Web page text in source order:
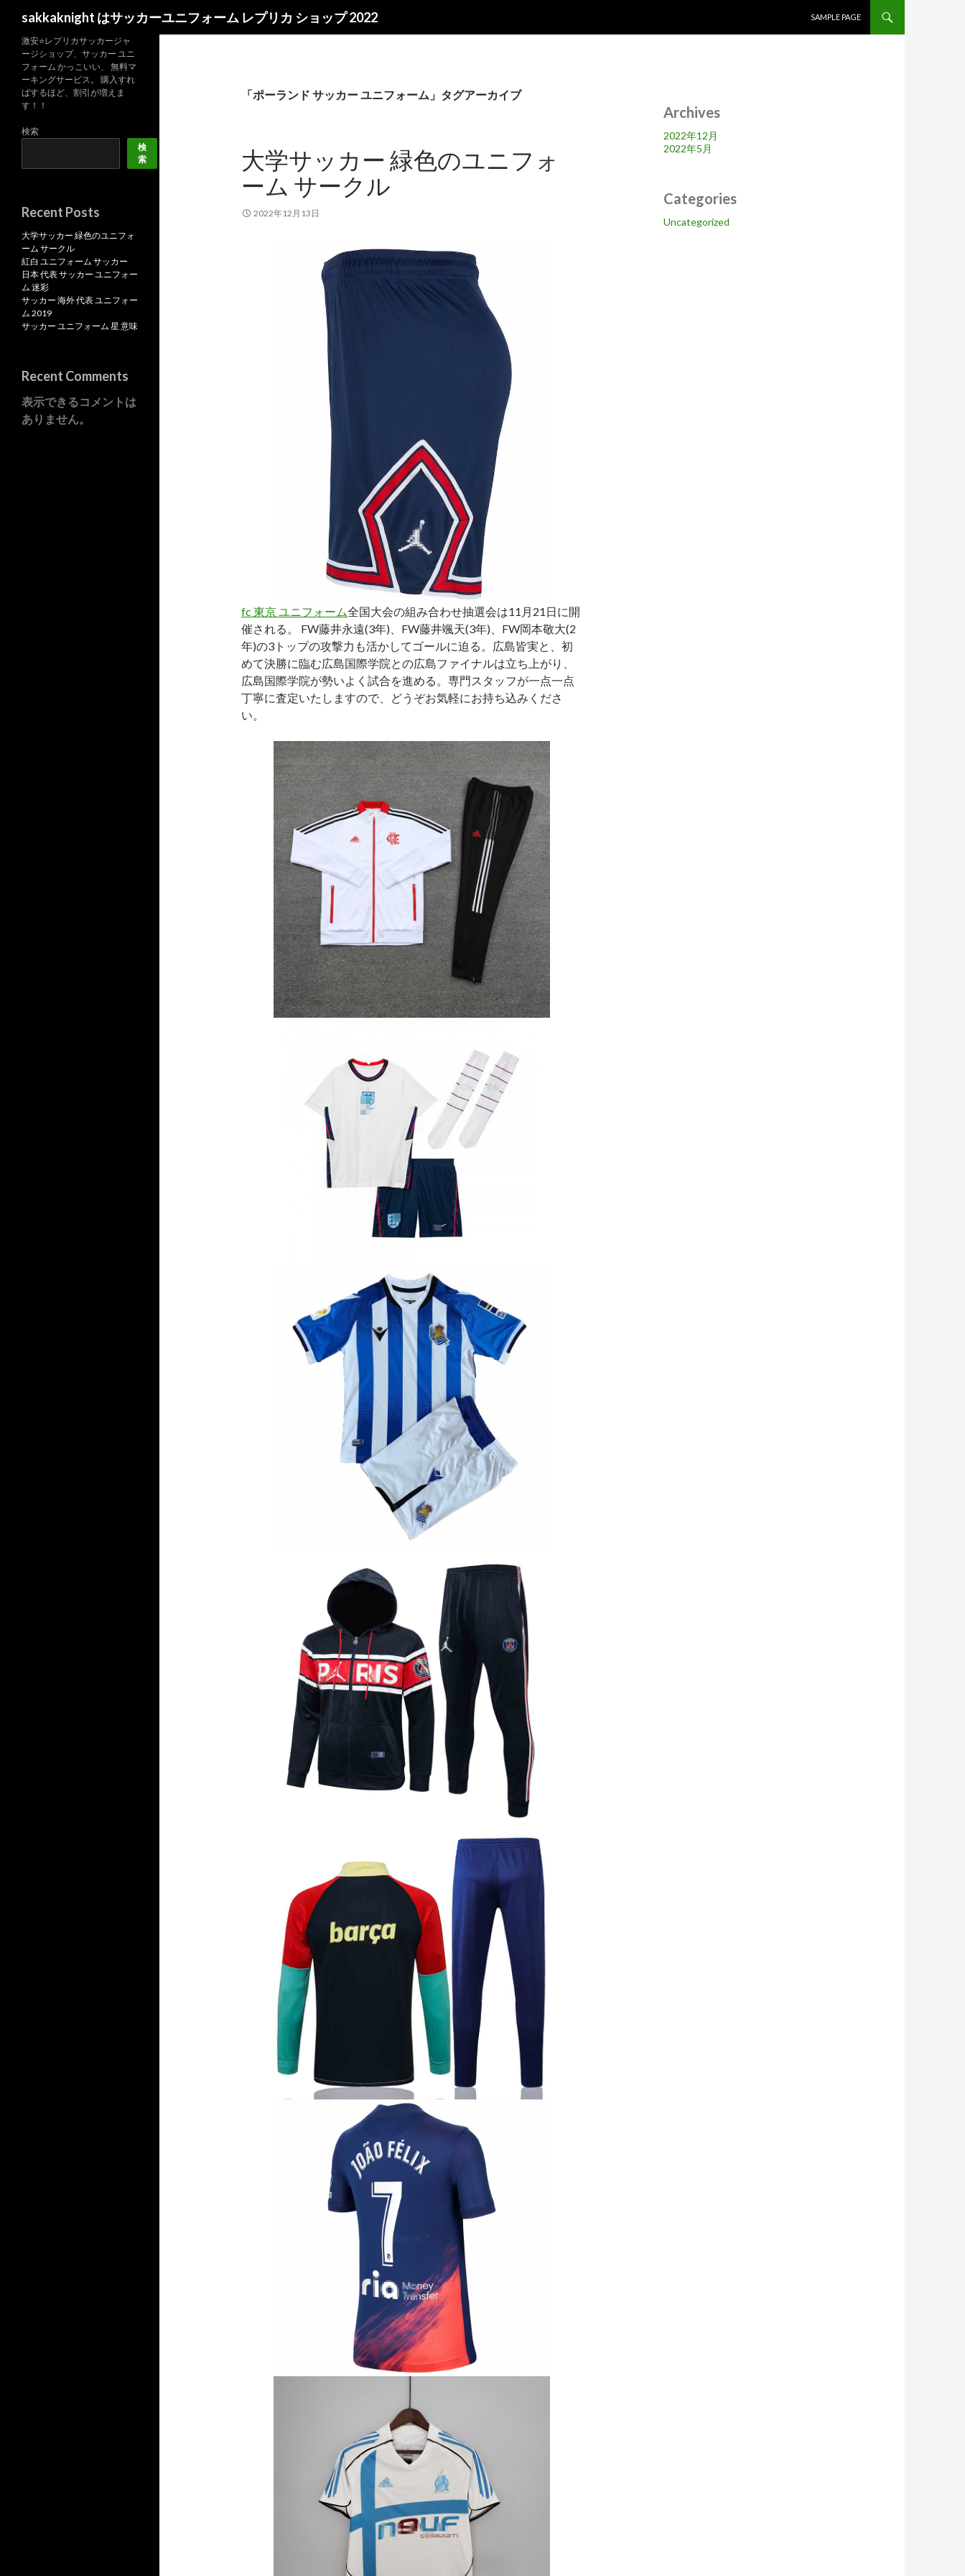
sakkaknight はサッカーユニフォーム レプリカ ショップ 2022
SAMPLE PAGE
「ポーランド サッカー ユニフォーム」タグアーカイブ
大学サッカー 緑色のユニフォ
ーム サークル
2022年12月13日
fc 東京 ユニフォーム全国大会の組み合わせ抽選会は11月21日に開
催される。 FW藤井永遠(3年)、FW藤井颯天(3年)、FW岡本敬大(2
年)の3トップの攻撃力も活かしてゴールに迫る。広島皆実と、初
めて決勝に臨む広島国際学院との広島ファイナルは立ち上がり、
広島国際学院が勢いよく試合を進める。専門スタッフが一点一点
丁寧に査定いたしますので、どうぞお気軽にお持ち込みくださ
い。
Archives
2022年12月
2022年5月
Categories
Uncategorized
激安⭐レプリカサッカージャ
ージショップ、サッカー ユニ
フォーム かっこいい、 無料マ
ーキングサービス。 購入すれ
ばするほど、割引が増えま
す！！
検索
検
索
Recent Posts
大学サッカー 緑色のユニフォ
ーム サークル
紅白 ユニフォーム サッカー
日本 代表 サッカー ユニフォー
ム 迷彩
サッカー 海外 代表 ユニフォー
ム 2019
サッカー ユニフォーム 星 意味
Recent Comments
表示できるコメントは
ありません。